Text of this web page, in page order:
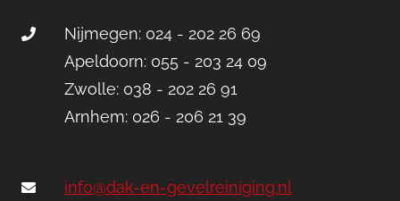
Nijmegen: 024 - 202 26 69
Apeldoorn: 055 - 203 24 09
Zwolle: 038 - 202 26 91
Arnhem: 026 - 206 21 39
info@dak-en-gevelreiniging.nl